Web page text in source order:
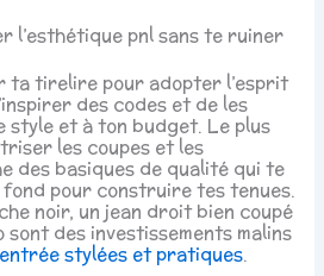
l’esthétique pnl sans te ruiner
ta tirelire pour adopter l’esprit
des codes et de les
style et à ton budget. Le plus
les coupes et les
des basiques de qualité qui te
pour construire tes tenues.
noir, un jean droit bien coupé
sont des investissements malins
stylées et pratiques.